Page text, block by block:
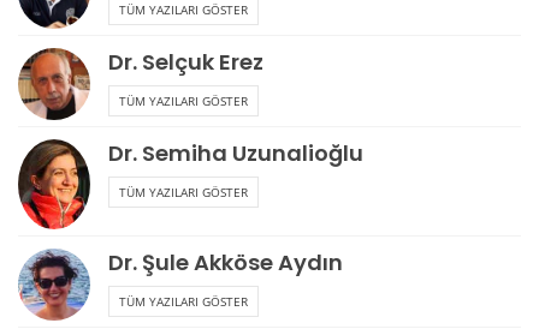
TÜM YAZILARI GÖSTER
Dr. Selçuk Erez
TÜM YAZILARI GÖSTER
Dr. Semiha Uzunalioğlu
TÜM YAZILARI GÖSTER
Dr. Şule Akköse Aydın
TÜM YAZILARI GÖSTER